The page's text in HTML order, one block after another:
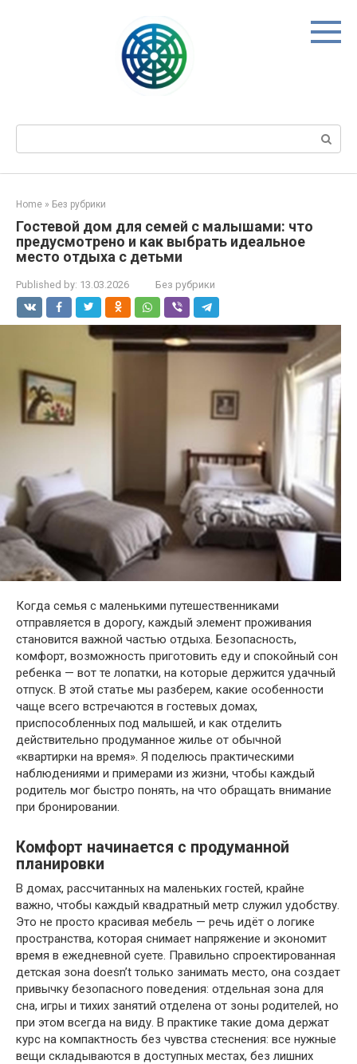
Search:
Home » Без рубрики
Гостевой дом для семей с малышами: что
предусмотрено и как выбрать идеальное
место отдыха с детьми
Published by: 13.03.2026 Без рубрики
Когда семья с маленькими путешественниками
отправляется в дорогу, каждый элемент проживания
становится важной частью отдыха. Безопасность,
комфорт, возможность приготовить еду и спокойный сон
ребенка — вот те лопатки, на которые держится удачный
отпуск. В этой статье мы разберем, какие особенности
чаще всего встречаются в гостевых домах,
приспособленных под малышей, и как отделить
действительно продуманное жилье от обычной
«квартирки на время». Я поделюсь практическими
наблюдениями и примерами из жизни, чтобы каждый
родитель мог быстро понять, на что обращать внимание
при бронировании.
Комфорт начинается с продуманной
планировки
В домах, рассчитанных на маленьких гостей, крайне
важно, чтобы каждый квадратный метр служил удобству.
Это не просто красивая мебель — речь идёт о логике
пространства, которая снимает напряжение и экономит
время в ежедневной суете. Правильно спроектированная
детская зона doesn’t только занимать место, она создает
привычку безопасного поведения: отдельная зона для
сна, игры и тихих занятий отделена от зоны родителей, но
при этом всегда на виду. В практике такие дома держат
курс на компактность без чувства стеснения: все нужные
вещи складываются в доступных местах, без лишних